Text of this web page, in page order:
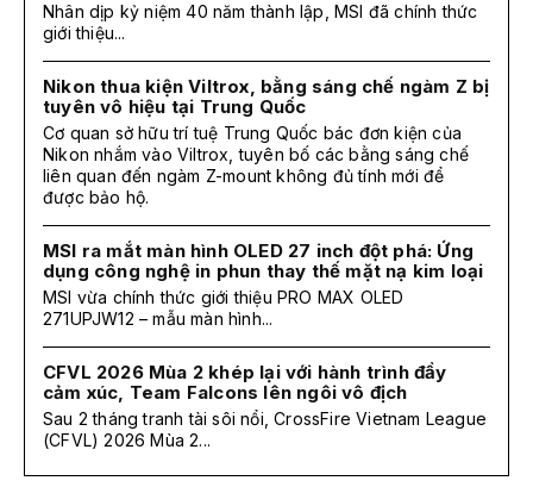
Nhân dịp kỷ niệm 40 năm thành lập, MSI đã chính thức
giới thiệu...
Nikon thua kiện Viltrox, bằng sáng chế ngàm Z bị
tuyên vô hiệu tại Trung Quốc
Cơ quan sở hữu trí tuệ Trung Quốc bác đơn kiện của
Nikon nhắm vào Viltrox, tuyên bố các bằng sáng chế
liên quan đến ngàm Z-mount không đủ tính mới để
được bảo hộ.
MSI ra mắt màn hình OLED 27 inch đột phá: Ứng
dụng công nghệ in phun thay thế mặt nạ kim loại
MSI vừa chính thức giới thiệu PRO MAX OLED
271UPJW12 – mẫu màn hình...
CFVL 2026 Mùa 2 khép lại với hành trình đầy
cảm xúc, Team Falcons lên ngôi vô địch
Sau 2 tháng tranh tài sôi nổi, CrossFire Vietnam League
(CFVL) 2026 Mùa 2...